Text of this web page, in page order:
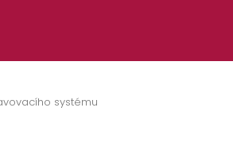
systému